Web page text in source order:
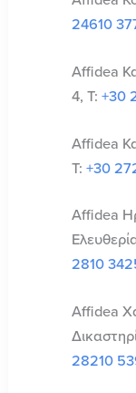
24610
Affidea
4, Τ: +30
Affidea
Τ: +30
Affidea
2810
Affidea
28210